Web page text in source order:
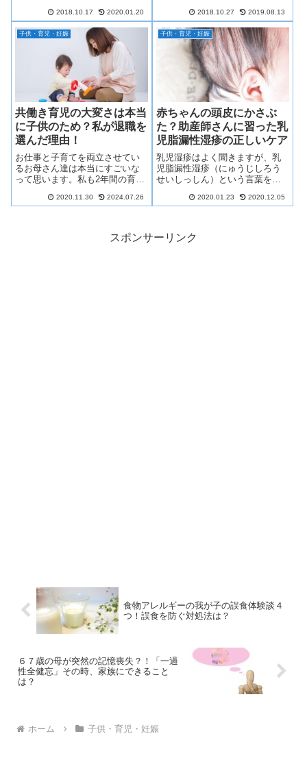
い場所での連泊が少しでも“楽し
く”そして“快適に”過ごせるよう
に、シーン別に分かりやすくご
紹介していきます。是非、参考
にしてみてください。
2018.10.17 2020.01.20
から自分で作っても、大人のお
せち料理をとりわけてもOK。こ
こでは、おすすめ離乳食おせち
レシピと注意点について、お話
します。
2018.10.27 2019.08.13
子供・育児・妊娠
共働き育児の大変さは本当
に子供のため？私が退職を
選んだ理由！
お仕事と子育てを両立させてい
るお母さん達は本当にすごいな
って思います。私も2年間の育休
バリバリ両立させてやろう！と
を決意しました。今回は、復帰
後早々に退職を決意した私なり
2020.11.30 2024.07.26
子供・育児・妊娠
赤ちゃんの頭皮にかさぶ
た？助産師さんに習った乳
児脂漏性湿疹の正しいケア
乳児湿疹はよく聞きますが、乳
児脂漏性湿疹（にゅうじしろう
せいしっしん）という言葉を聞
験した乳児脂漏性湿疹について
参考にしてくださいね。
2020.01.23 2020.12.05
スポンサーリンク
食物アレルギーの我が子の誤食体験談４
つ！誤食を防ぐ対処法は？
６７歳の母が突然の記憶喪失？！「一過
性全健忘」その時、家族にできること
は？
ホーム 子供・育児・妊娠